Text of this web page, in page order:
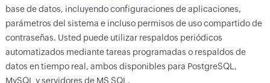
base de datos, incluyendo configuraciones de aplicaciones,
parámetros del sistema e incluso permisos de uso compartido de
contraseñas. Usted puede utilizar respaldos periódicos
automatizados mediante tareas programadas o respaldos de
datos en tiempo real, ambos disponibles para PostgreSQL,
MySQL y servidores de MS SQL.